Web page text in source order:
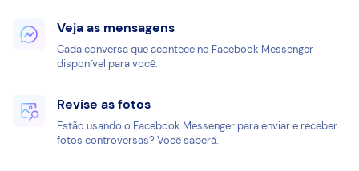
Veja as mensagens
Cada conversa que acontece no Facebook Messenger
disponível para você.
Revise as fotos
Estão usando o Facebook Messenger para enviar e receber
fotos controversas? Você saberá.